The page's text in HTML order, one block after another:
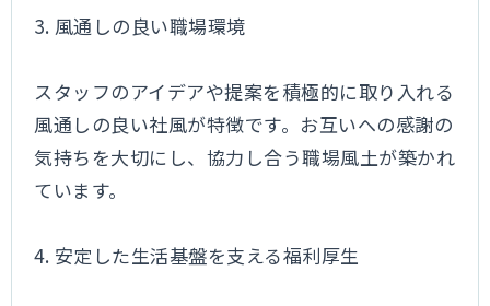
3. 風通しの良い職場環境
スタッフのアイデアや提案を積極的に取り入れる
風通しの良い社風が特徴です。お互いへの感謝の
気持ちを大切にし、協力し合う職場風土が築かれ
ています。
4. 安定した生活基盤を支える福利厚生